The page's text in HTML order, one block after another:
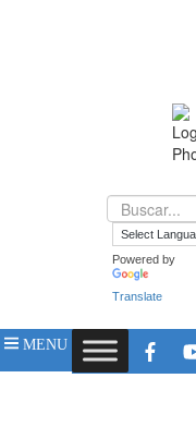
Powered by
Translate
MENU